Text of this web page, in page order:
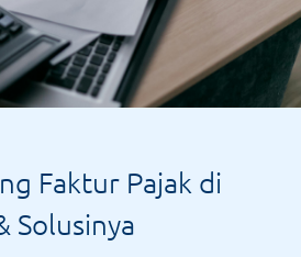
Faktur Pajak di
Solusinya